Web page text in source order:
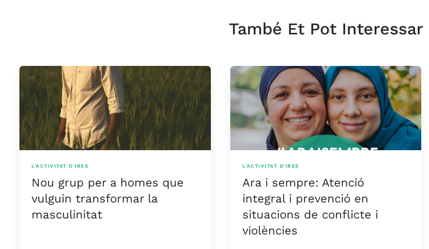
També Et Pot Interessar
L'ACTIVITAT D'IRES
Nou grup per a homes que
vulguin transformar la
masculinitat
L'ACTIVITAT D'IRES
Ara i sempre: Atenció
integral i prevenció en
situacions de conflicte i
violències